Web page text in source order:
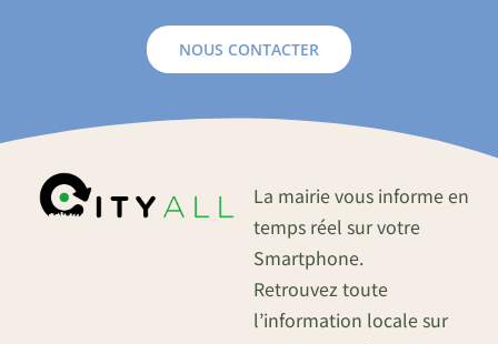
NOUS CONTACTER
La mairie vous informe en
temps réel sur votre
Smartphone.
Retrouvez toute
l’information locale sur